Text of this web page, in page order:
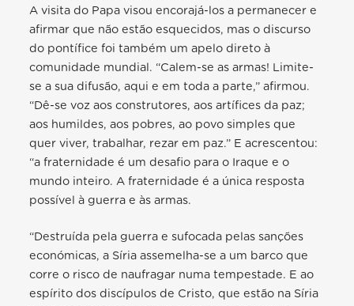
A visita do Papa visou encorajá-los a permanecer e
afirmar que não estão esquecidos, mas o discurso
do pontífice foi também um apelo direto à
comunidade mundial. “Calem-se as armas! Limite-
se a sua difusão, aqui e em toda a parte,” afirmou.
“Dê-se voz aos construtores, aos artífices da paz;
aos humildes, aos pobres, ao povo simples que
quer viver, trabalhar, rezar em paz.” E acrescentou:
“a fraternidade é um desafio para o Iraque e o
mundo inteiro. A fraternidade é a única resposta
possível à guerra e às armas.
“Destruída pela guerra e sufocada pelas sanções
económicas, a Síria assemelha-se a um barco que
corre o risco de naufragar numa tempestade. E ao
espírito dos discípulos de Cristo, que estão na Síria